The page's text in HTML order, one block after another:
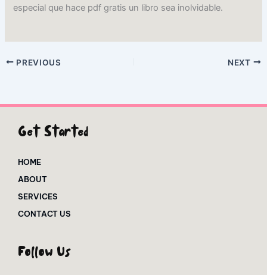
especial que hace pdf gratis un libro sea inolvidable.
PREVIOUS NEXT
Get Started
HOME
ABOUT
SERVICES
CONTACT US
Follow Us